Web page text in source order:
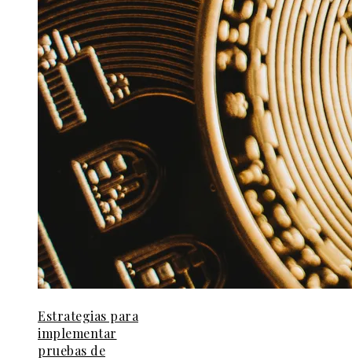
Estrategias para
implementar
pruebas de